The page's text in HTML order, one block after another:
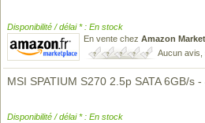
Disponibilité / délai * : En stock
En vente chez Amazon
Aucun avis,
MSI SPATIUM S270 2.5p SATA 6GB/s
Disponibilité / délai * : En stock